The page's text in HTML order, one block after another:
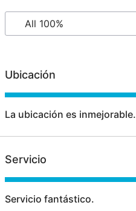
Ubicación
La ubicación es inmejorable.
Servicio
Servicio fantástico.